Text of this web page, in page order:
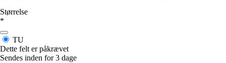
Størrelse
*
TU
Dette felt er påkrævet
Sendes inden for 3 dage